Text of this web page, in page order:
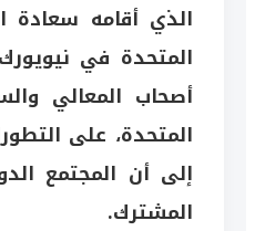
الذي أقامه سعادة
المتحدة في
أصحاب المعالي
المتحدة، على
إلى أن المجتمع
المشترك.